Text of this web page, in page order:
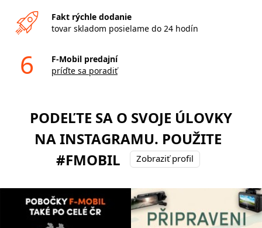
Fakt rýchle dodanie
tovar skladom posielame do 24 hodín
6
F-Mobil predajní
príďte sa poradiť
PODEĽTE SA O SVOJE ÚLOVKY
NA INSTAGRAMU. POUŽITE
#FMOBIL
Zobraziť profil